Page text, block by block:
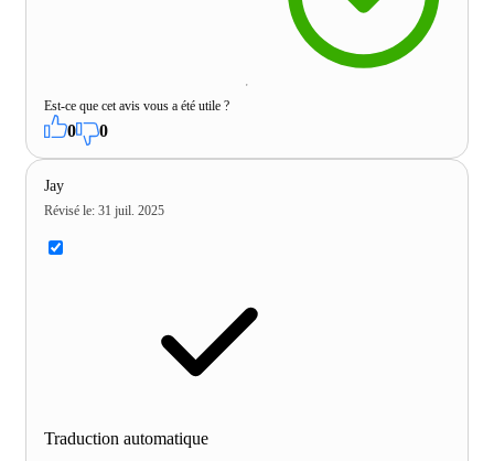
Est-ce que cet avis vous a été utile ?
0 0
Jay
Révisé le: 31 juil. 2025
Traduction automatique